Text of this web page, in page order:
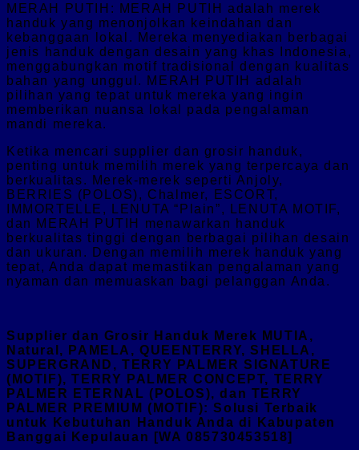
MERAH PUTIH: MERAH PUTIH adalah merek
handuk yang menonjolkan keindahan dan
kebanggaan lokal. Mereka menyediakan berbagai
jenis handuk dengan desain yang khas Indonesia,
menggabungkan motif tradisional dengan kualitas
bahan yang unggul. MERAH PUTIH adalah
pilihan yang tepat untuk mereka yang ingin
memberikan nuansa lokal pada pengalaman
mandi mereka.
Ketika mencari supplier dan grosir handuk,
penting untuk memilih merek yang terpercaya dan
berkualitas. Merek-merek seperti Anjoly,
BERRIES (POLOS), Chalmer, ESCORT,
IMMORTELLE, LENUTA “Plain”, LENUTA MOTIF,
dan MERAH PUTIH menawarkan handuk
berkualitas tinggi dengan berbagai pilihan desain
dan ukuran. Dengan memilih merek handuk yang
tepat, Anda dapat memastikan pengalaman yang
nyaman dan memuaskan bagi pelanggan Anda.
Supplier dan Grosir Handuk Merek MUTIA,
Natural, PAMELA, QUEENTERRY, SHELLA,
SUPERGRAND, TERRY PALMER SIGNATURE
(MOTIF), TERRY PALMER CONCEPT, TERRY
PALMER ETERNAL (POLOS), dan TERRY
PALMER PREMIUM (MOTIF): Solusi Terbaik
untuk Kebutuhan Handuk Anda di Kabupaten
Banggai Kepulauan [WA 085730453518]